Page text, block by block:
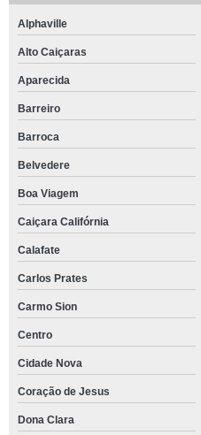
Alphaville
Alto Caiçaras
Aparecida
Barreiro
Barroca
Belvedere
Boa Viagem
Caiçara Califórnia
Calafate
Carlos Prates
Carmo Sion
Centro
Cidade Nova
Coração de Jesus
Dona Clara